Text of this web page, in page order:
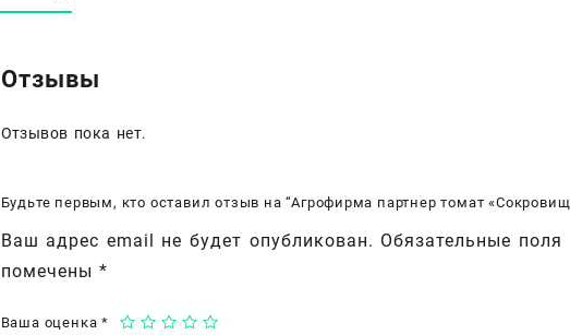
Отзывы
Отзывов пока нет.
Будьте первым, кто оставил отзыв на “Агрофирма партнер томат
Ваш адрес email не будет опубликован. Обязательные поля
помечены*
Ваша оценка*